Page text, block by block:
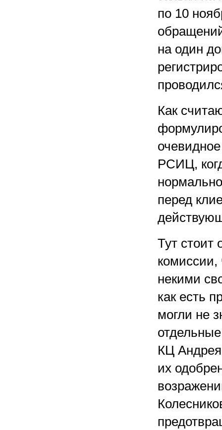
по 10
на один
Как
РСИЦ,
перед
Тут стоит
некими
как есть
могли не
КЦ Андрея
их